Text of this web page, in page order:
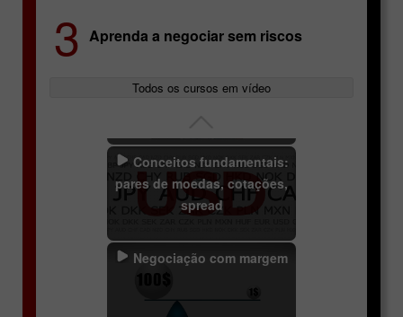
3 Aprenda a negociar sem riscos
Todos os cursos em vídeo
dos pares de moedas
Conceitos fundamentais:
pares de moedas, cotações,
spread
Negociação com margem